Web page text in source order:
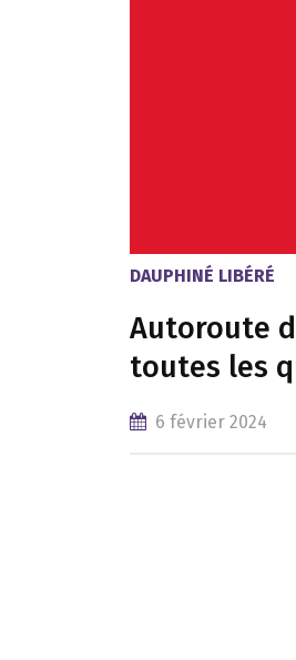
DAUPHINÉ LIBÉRÉ
Autoroute
toutes les
6 février 2024